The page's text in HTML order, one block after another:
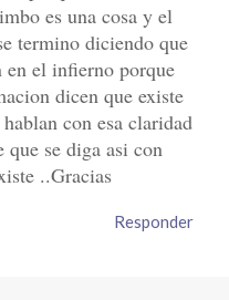
es una cosa y el
termino diciendo que
en el infierno porque
dicen que existe
con esa claridad
que se diga asi con
..Gracias
Responder